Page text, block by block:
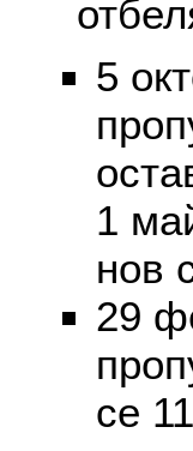
5
1
нов
29
се